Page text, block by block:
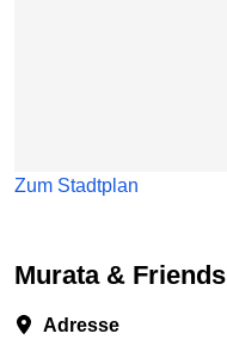
Zum Stadtplan
Murata & Friends
Adresse